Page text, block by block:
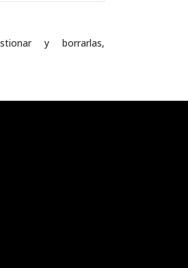
y borrarlas,